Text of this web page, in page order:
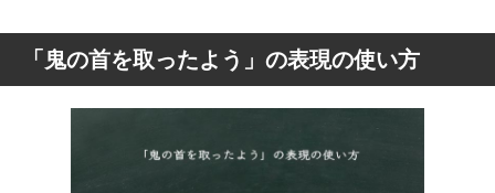
「鬼の首を取ったよう」の表現の使い方